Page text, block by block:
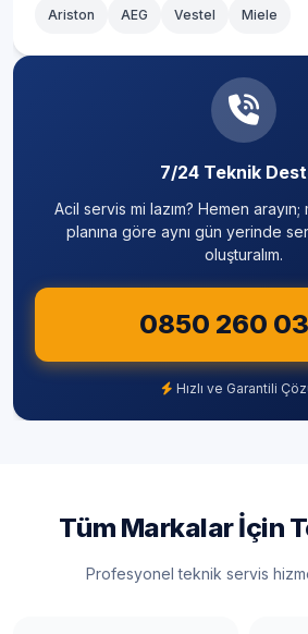
Ariston AEG Vestel Miele
7/24 Teknik
Acil servis mi lazım? Hemen
planına göre aynı gün yerinde
oluşturalım.
0850 260
Hızlı ve Garantili
Tüm Markalar İçin
Profesyonel teknik servis